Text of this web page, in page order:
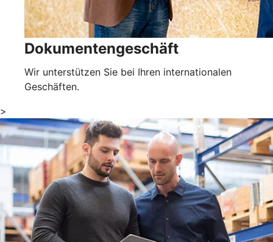
Dokumentengeschäft
Wir unterstützen Sie bei Ihren internationalen
Geschäften.
>